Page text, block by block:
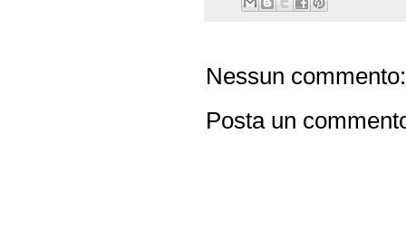
Nessun commento:
Posta un